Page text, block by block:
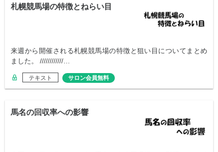
札幌競馬場の特徴とねらい目
来週から開催される札幌競馬場の特徴と狙い目についてまとめ
ました。 ////////////…
テキスト サロン会員無料
馬名の回収率への影響